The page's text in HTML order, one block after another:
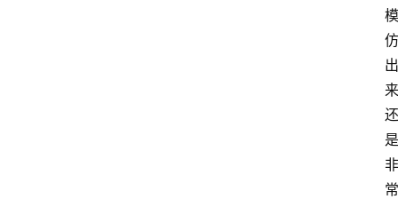
模
仿
出
来
还
是
非
常